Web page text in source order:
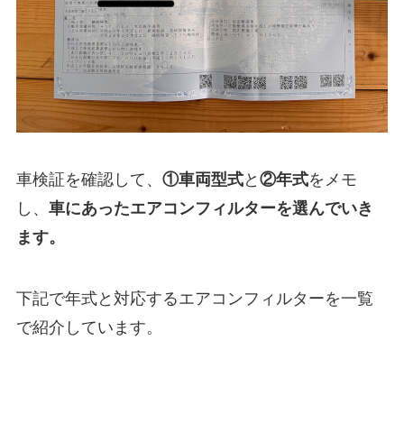
車検証を確認して、 ①車両型式と ②年式をメモ
し、 車にあったエアコンフィルターを選んでいき
ます。
下記で年式と対応するエアコンフィルターを一覧
で紹介しています。